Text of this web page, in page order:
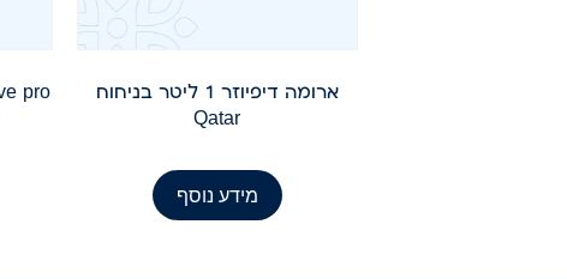
ארומה דיפיוזר 1 ליטר בניחוח
Qatar
מידע נוסף